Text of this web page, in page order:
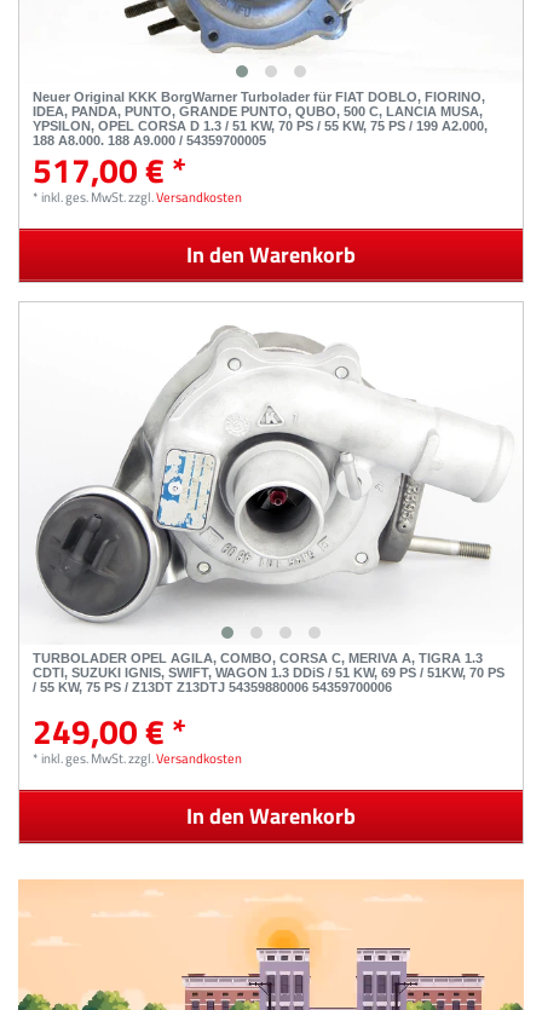
Neuer Original KKK BorgWarner Turbolader für FIAT DOBLO, FIORINO,
IDEA, PANDA, PUNTO, GRANDE PUNTO, QUBO, 500 C, LANCIA MUSA,
YPSILON, OPEL CORSA D 1.3 / 51 KW, 70 PS / 55 KW, 75 PS / 199 A2.000,
188 A8.000, 188 A9.000 / 54359700005
517,00 € *
*inkl. ges. MwSt.zzgl.Versandkosten
In den Warenkorb
TURBOLADER OPEL AGILA, COMBO, CORSA C, MERIVA A, TIGRA 1.3
CDTI, SUZUKI IGNIS, SWIFT, WAGON 1.3 DDiS / 51 KW, 69 PS / 51KW, 70 PS
/ 55 KW, 75 PS / Z13DT Z13DTJ 54359880006 54359700006
249,00 € *
*inkl. ges. MwSt.zzgl.Versandkosten
In den Warenkorb